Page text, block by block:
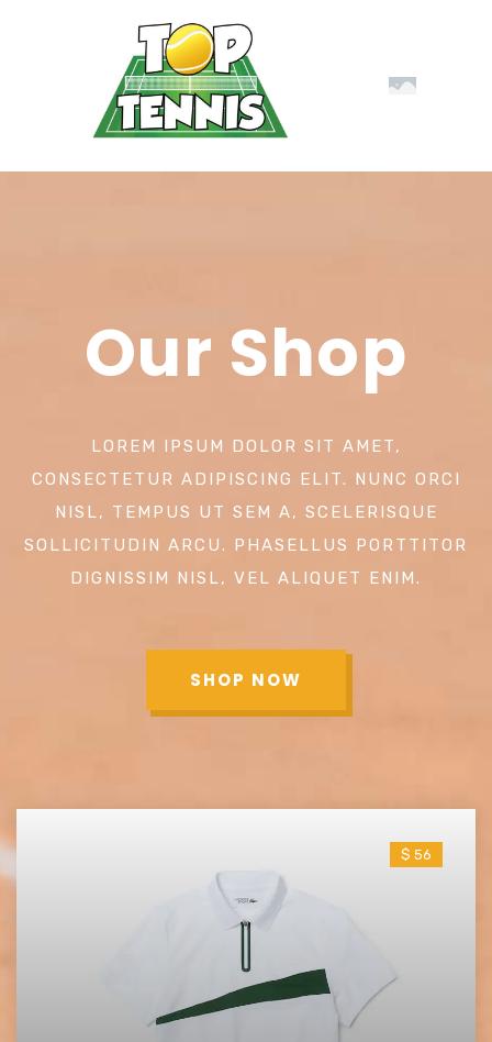
Our Shop
LOREM IPSUM DOLOR SIT AMET,
CONSECTETUR ADIPISCING ELIT. NUNC ORCI
NISL, TEMPUS UT SEM A, SCELERISQUE
SOLLICITUDIN ARCU. PHASELLUS PORTTITOR
DIGNISSIM NISL, VEL ALIQUET ENIM.
SHOP NOW
$ 56